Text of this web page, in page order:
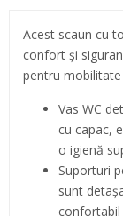
Acest scaun cu
confort și
pentru
Vas WC
cu capac,
o igienă
Suporturi
sunt
confortabil